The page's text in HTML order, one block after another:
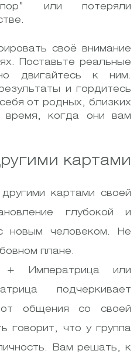
или потеряли
своё внимание
Поставьте реальные
двигайтесь к ним.
и гордитесь
от родных, близких
когда они вам
картами
картами своей
глубокой и
новым человеком. Не
плане.
+ Императрица или
подчеркивает
от общения со своей
говорит, что у группа
Вам решать, к